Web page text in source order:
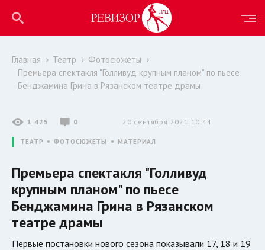
Главная Театр
Фотосюжеты
Премьера спектакля "Голливуд крупным планом" по пьесе
Бенджамина Грина в Рязанском театре драмы
1 425 0 20 сентября 2021 10:44
ТЕАТР ФОТОСЮЖЕТЫ МАТЕРИАЛ
Премьера спектакля "Голливуд
крупным планом" по пьесе
Бенджамина Грина в Рязанском
театре драмы
Первые постановки нового сезона показывали 17, 18 и 19